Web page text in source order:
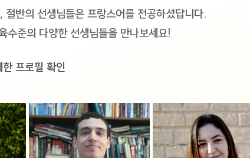
반의 선생님들은 프랑스어를 전공하셨답니다.
수준의 다양한 선생님들을 만나보세요!
프로필 확인